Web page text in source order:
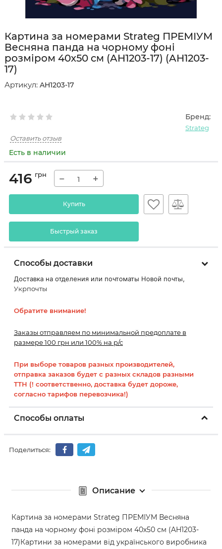
Картина за номерами Strateg ПРЕМІУМ
Весняна панда на чорному фоні
розміром 40х50 см (AH1203-17) (AH1203-
17)
Артикул: AH1203-17
Бренд:
Strateg
Оставить отзыв
Есть в наличии
416 грн − +
Купить
Быстрый заказ
Способы доставки
Доставка на отделения или почтоматы Новой почты,
Укрпочты
Обратите внимание!
Заказы отправляем по минимальной предоплате в
размере 100 грн или 100% на р/с
При выборе товаров разных производителей,
отправка заказов будет с разных складов разными
ТТН (! соответственно, доставка будет дороже,
согласно тарифов перевозчика!)
Способы оплаты
Поделиться:
Описание
Картина за номерами Strateg ПРЕМІУМ Весняна
панда на чорному фоні розміром 40х50 см (AH1203-
17)Картини за номерами від українського виробника